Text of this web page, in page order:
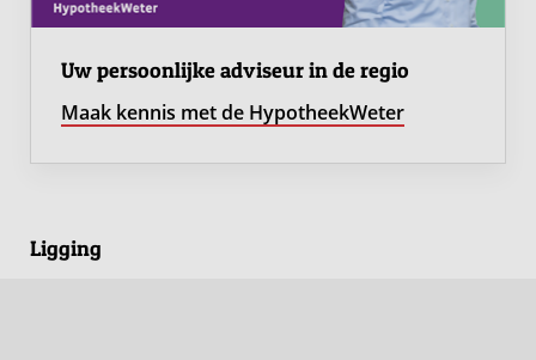
Uw persoonlijke adviseur in de regio
Maak kennis met de HypotheekWeter
Ligging